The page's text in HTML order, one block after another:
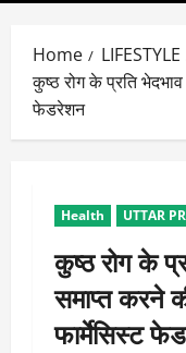
Home LIFESTYLE
कुष्ठ रोग के प्रति
फेडरेशन
Health UTTAR
कुष्ठ रोग के
समाप्त करने
फार्मेसिस्ट